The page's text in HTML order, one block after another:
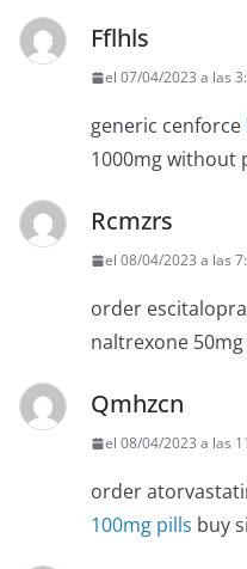
Fflhls
el 07/04/2023 a las
generic cenforce
1000mg without
Rcmzrs
el 08/04/2023 a las
order
naltrexone 50mg
Qmhzcn
el 08/04/2023 a las
order
100mg pills buy